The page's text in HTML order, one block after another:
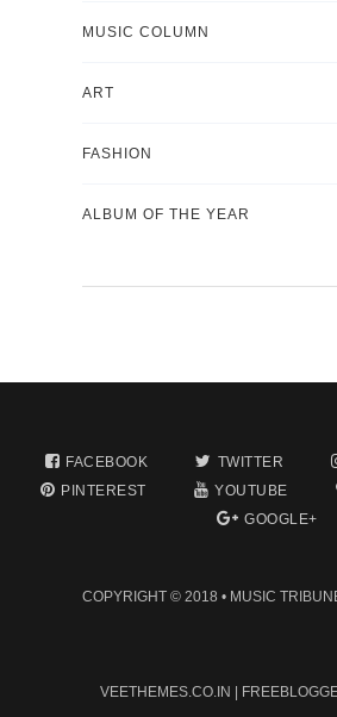
MUSIC COLUMN
ART
FASHION
ALBUM OF THE YEAR
FACEBOOK TWITTER
PINTEREST
YOUTUBE
GOOGLE+
COPYRIGHT © 2018 • MUSIC
VEETHEMES.CO.IN |